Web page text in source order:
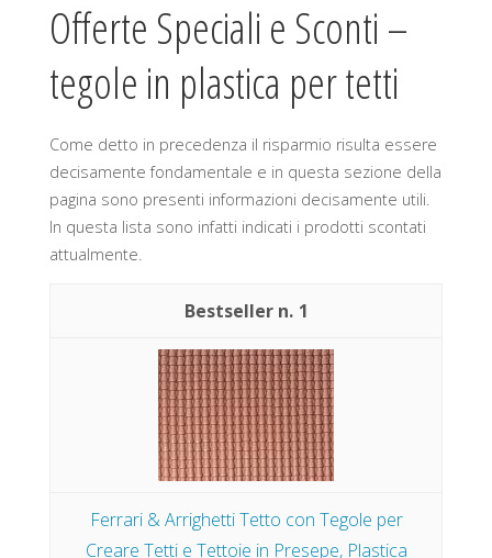
Offerte Speciali e Sconti –
tegole in plastica per tetti
Come detto in precedenza il risparmio risulta essere
decisamente fondamentale e in questa sezione della
pagina sono presenti informazioni decisamente utili.
In questa lista sono infatti indicati i prodotti scontati
attualmente.
1
Ferrari & Arrighetti Tetto con Tegole per
Creare Tetti e Tettoie in Presepe, Plastica